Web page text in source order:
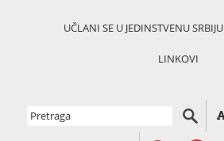
UČLANI SE U JEDINSTVENU SRBIJU
LINKOVI